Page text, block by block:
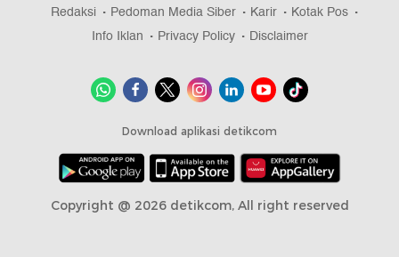
Redaksi Pedoman Media Siber Karir
Kotak Pos
Info Iklan
Privacy Policy Disclaimer
Download aplikasi detikcom
Copyright @ 2026 detikcom, All right reserved